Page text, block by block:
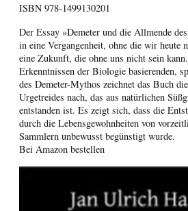
ISBN 978-1499130201
Der Essay »Demeter und die Allmende
in eine Vergangenheit, ohne die wir heute
eine Zukunft, die ohne uns nicht sein
Erkenntnissen der Biologie basierenden,
des Demeter-Mythos zeichnet das Buch
Urgetreides nach, das aus natürlichen
entstanden ist. Es zeigt sich, dass die
durch die Lebensgewohnheiten von
Sammlern unbewusst begünstigt wurde.
Bei Amazon bestellen